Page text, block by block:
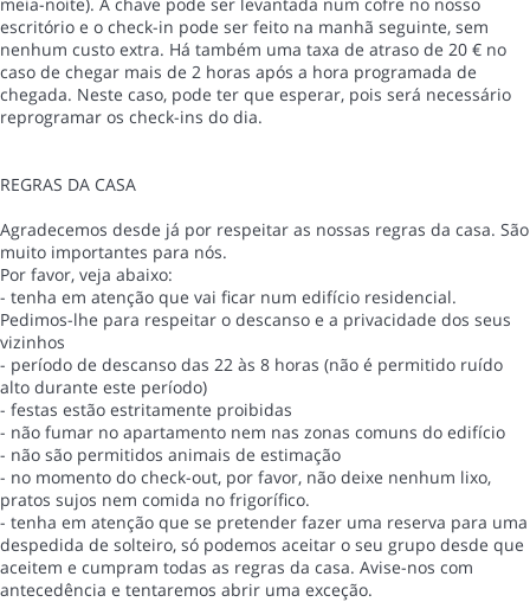
escritório e o check-in pode ser feito na manhã seguinte, sem
nenhum custo extra. Há também uma taxa de atraso de 20 € no
caso de chegar mais de 2 horas após a hora programada de
chegada. Neste caso, pode ter que esperar, pois será necessário
reprogramar os check-ins do dia.
REGRAS DA CASA
Agradecemos desde já por respeitar as nossas regras da casa. São
muito importantes para nós.
Por favor, veja abaixo:
- tenha em atenção que vai ficar num edifício residencial.
Pedimos-lhe para respeitar o descanso e a privacidade dos seus
vizinhos
- período de descanso das 22 às 8 horas (não é permitido ruído
alto durante este período)
- festas estão estritamente proibidas
- não fumar no apartamento nem nas zonas comuns do edifício
- não são permitidos animais de estimação
- no momento do check-out, por favor, não deixe nenhum lixo,
pratos sujos nem comida no frigorífico.
- tenha em atenção que se pretender fazer uma reserva para uma
despedida de solteiro, só podemos aceitar o seu grupo desde que
aceitem e cumpram todas as regras da casa. Avise-nos com
antecedência e tentaremos abrir uma exceção.